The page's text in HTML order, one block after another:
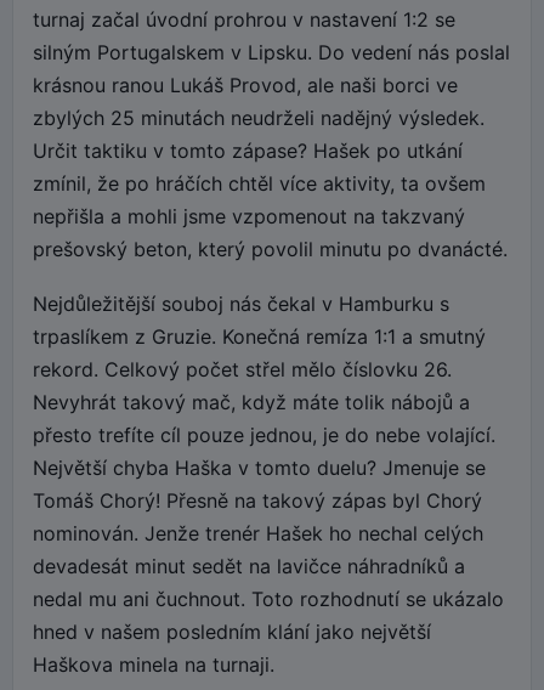
turnaj začal úvodní prohrou v nastavení 1:2 se
silným Portugalskem v Lipsku. Do vedení nás poslal
krásnou ranou Lukáš Provod, ale naši borci ve
zbylých 25 minutách neudrželi nadějný výsledek.
Určit taktiku v tomto zápase? Hašek po utkání
zmínil, že po hráčích chtěl více aktivity, ta ovšem
nepřišla a mohli jsme vzpomenout na takzvaný
prešovský beton, který povolil minutu po dvanácté.
Nejdůležitější souboj nás čekal v Hamburku s
trpaslíkem z Gruzie. Konečná remíza 1:1 a smutný
rekord. Celkový počet střel mělo číslovku 26.
Nevyhrát takový mač, když máte tolik nábojů a
přesto trefíte cíl pouze jednou, je do nebe volající.
Největší chyba Haška v tomto duelu? Jmenuje se
Tomáš Chorý! Přesně na takový zápas byl Chorý
nominován. Jenže trenér Hašek ho nechal celých
devadesát minut sedět na lavičce náhradníků a
nedal mu ani čuchnout. Toto rozhodnutí se ukázalo
hned v našem posledním klání jako největší
Haškova minela na turnaji.